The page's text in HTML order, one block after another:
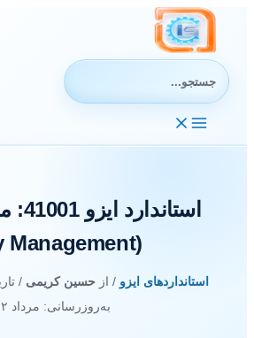
جستجوی:
استانداردهای ایزو / از حسین کریمی /
به‌روزرسانی: مرداد ۲۲, ۱۴۰۴